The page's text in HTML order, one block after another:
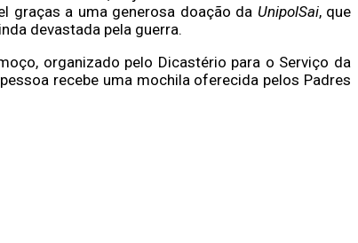
graças a uma generosa doação da UnipolSai, que
devastada pela guerra.
organizado pelo Dicastério para o Serviço da
recebe uma mochila oferecida pelos Padres